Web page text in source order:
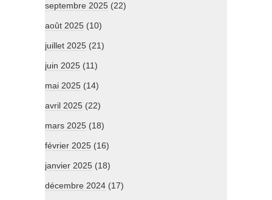
septembre 2025 (22)
août 2025 (10)
juillet 2025 (21)
juin 2025 (11)
mai 2025 (14)
avril 2025 (22)
mars 2025 (18)
février 2025 (16)
janvier 2025 (18)
décembre 2024 (17)